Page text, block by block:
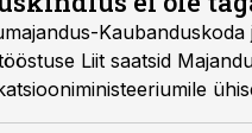
Kaubanduskoda
Liit saatsid
riigilt suuniseid,